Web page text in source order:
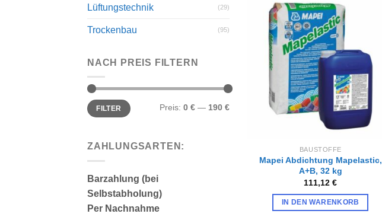
Lüftungstechnik (29)
Trockenbau (95)
NACH PREIS FILTERN
Min.
Preis
Max.
PreisFILTER Preis: 0 € — 190 €
ZAHLUNGSARTEN:
Barzahlung (bei
Selbstabholung)
Per Nachnahme
mehrere
Varianten
auf.
Die
Optionen
können
Produktseite
gewählt
werden
BAUSTOFFE
Mapei Abdichtung Mapelastic,
A+B, 32 kg
111,12€
IN DEN WARENKORB